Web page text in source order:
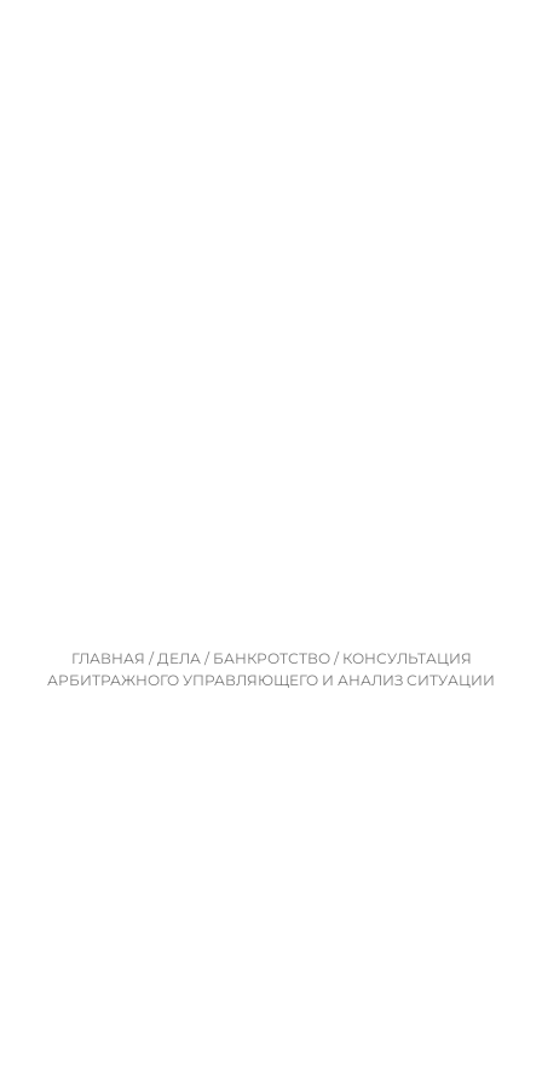
ГЛАВНАЯ /ДЕЛА/ БАНКРОТСТВО/ КОНСУЛЬТАЦИЯ
АРБИТРАЖНОГО УПРАВЛЯЮЩЕГО И АНАЛИЗ СИТУАЦИИ